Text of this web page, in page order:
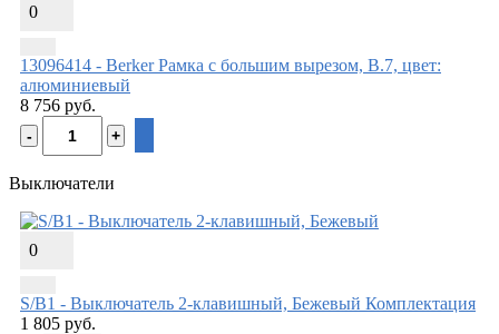
0
13096414 - Berker Рамка с большим вырезом, B.7, цвет:
алюминиевый
8 756 руб.
Выключатели
0
S/B1 - Выключатель 2-клавишный, Бежевый Комплектация
1 805 руб.